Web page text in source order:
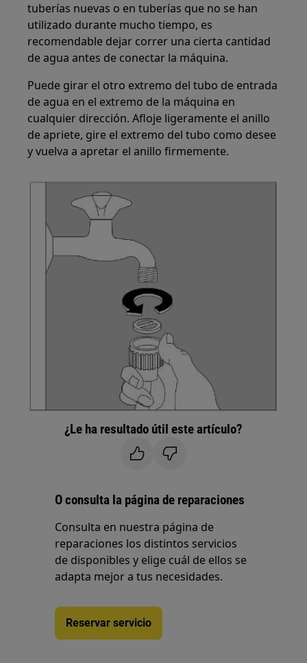
tuberías nuevas o en tuberías que no se han
utilizado durante mucho tiempo, es
recomendable dejar correr una cierta cantidad
de agua antes de conectar la máquina.
Puede girar el otro extremo del tubo de entrada
de agua en el extremo de la máquina en
cualquier dirección. Afloje ligeramente el anillo
de apriete, gire el extremo del tubo como desee
y vuelva a apretar el anillo firmemente.
¿Le ha resultado útil este artículo?
O consulta la página de reparaciones
Consulta en nuestra página de
reparaciones los distintos servicios
de disponibles y elige cuál de ellos se
adapta mejor a tus necesidades.
Reservar servicio